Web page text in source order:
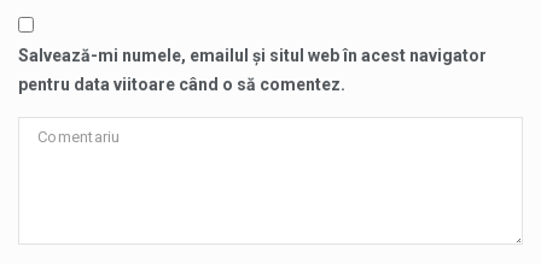
Salvează-mi numele, emailul și situl web în acest navigator
pentru data viitoare când o să comentez.